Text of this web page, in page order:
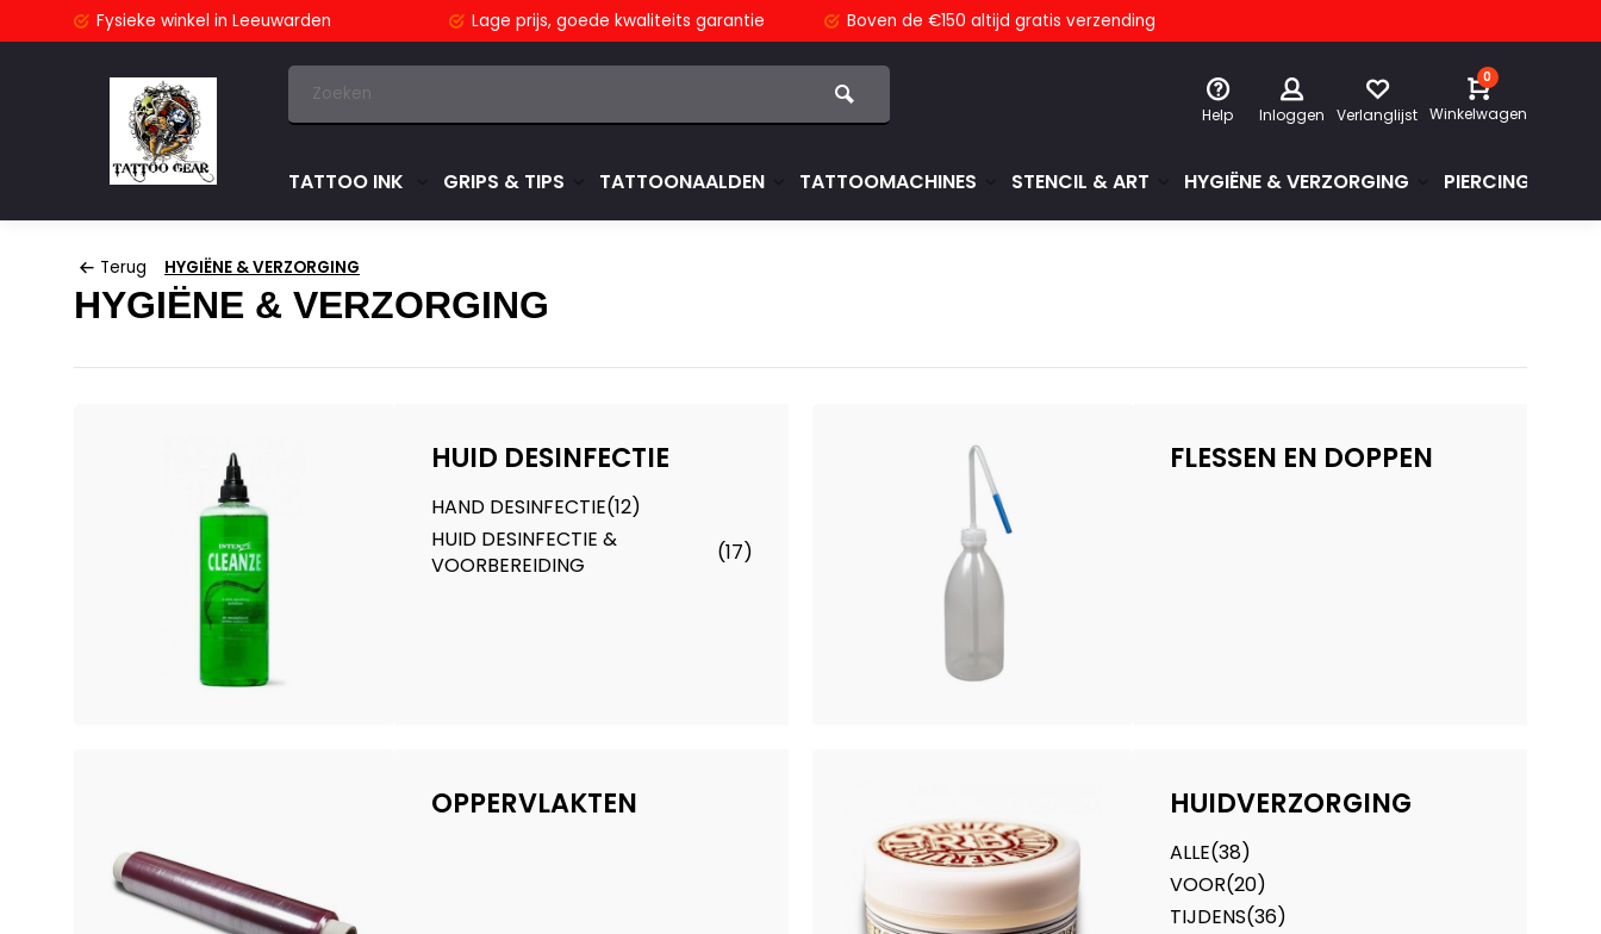
Fysieke winkel in Leeuwarden Lage prijs, goede kwaliteits garantie Boven de €150 altijd gratis verzending
Help Inloggen Verlanglijst
0
Winkelwagen
TATTOO INK GRIPS & TIPS TATTOONAALDEN TATTOOMACHINES STENCIL & ART HYGIËNE & VERZORGING PIERCINGS &
Terug HYGIËNE & VERZORGING
HYGIËNE & VERZORGING
HUID DESINFECTIE
HAND DESINFECTIE(12)
HUID DESINFECTIE &
VOORBEREIDING
(17)
FLESSEN EN DOPPEN
OPPERVLAKTEN HUIDVERZORGING
ALLE(38)
VOOR(20)
TIJDENS(36)